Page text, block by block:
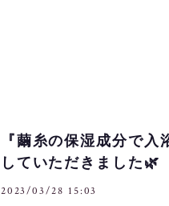
『繭糸の保湿成分で
していただきました🌿
2023/03/28 15:03